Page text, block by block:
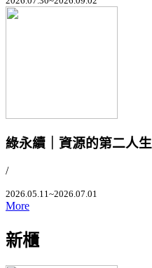
綠永續｜資源的第二人生
/
2026.05.11~2026.07.01
More
新櫃